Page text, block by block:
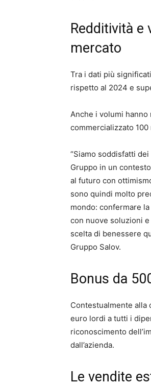
Redditività e
mercato
Tra i dati più
rispetto al 2024 e
Anche i volumi hanno
commercializzato
“Siamo soddisfatti
Gruppo in un
al futuro con
sono quindi molto
mondo: confermare
con nuove soluzioni
scelta di benessere
Gruppo Salov.
Bonus da
Contestualmente alla
euro lordi a tutti i
riconoscimento
dall’azienda.
Le vendite